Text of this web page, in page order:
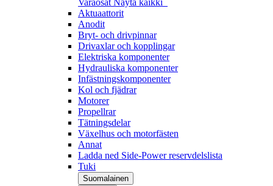
Varaosat Näytä kaikki
Aktuaattorit
Anodit
Bryt- och drivpinnar
Drivaxlar och kopplingar
Elektriska komponenter
Hydrauliska komponenter
Infästningskomponenter
Kol och fjädrar
Motorer
Propellrar
Tätningsdelar
Växelhus och motorfästen
Annat
Ladda ned Side-Power reservdelslista
Tuki
Suomalainen